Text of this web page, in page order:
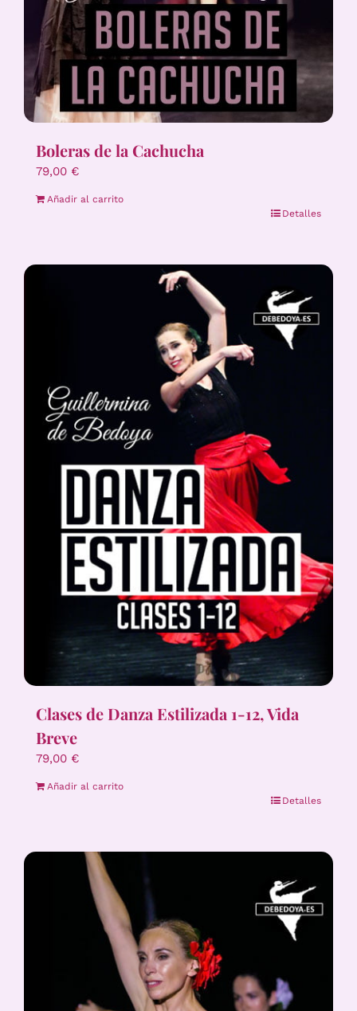
Boleras de la Cachucha
79,00 €
Añadir al carrito
Detalles
Clases de Danza Estilizada 1-12, Vida
Breve
79,00 €
Añadir al carrito
Detalles